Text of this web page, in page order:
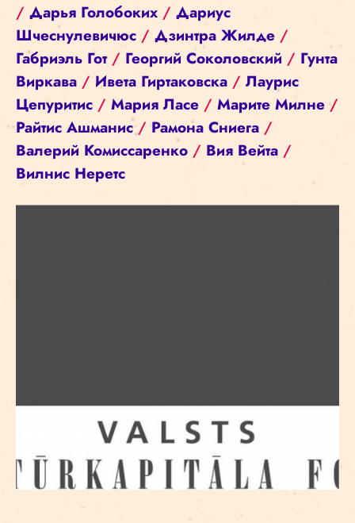
/ Дарья Голобоких / Дариус
Шчеснулевичюс / Дзинтра Жилде /
Габриэль Гот/ Георгий Соколовский / Гунта
Виркава / Ивета Гиртаковска / Лаурис
Цепуритис / Мария Ласе / Марите Милне /
Райтис Ашманис/ Рамона Сниега /
Валерий Комиссаренко / Вия Вейта /
Вилнис Неретс